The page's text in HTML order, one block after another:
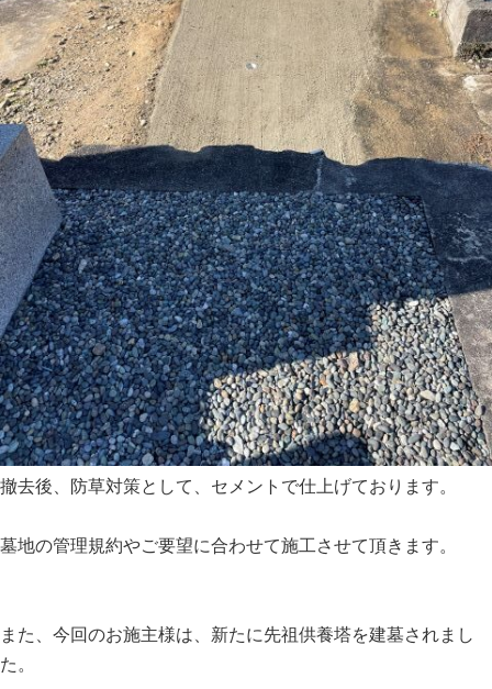
撤去後、防草対策として、セメントで仕上げております。
墓地の管理規約やご要望に合わせて施工させて頂きます。
また、今回のお施主様は、新たに先祖供養塔を建墓されまし
た。